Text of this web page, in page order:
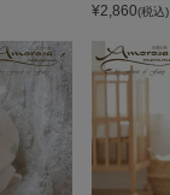
¥2,860(税込)